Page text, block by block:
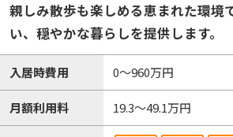
親しみ散歩も楽しめる恵まれた環境
い、穏やかな暮らしを提供します。
入居時費用 0～960万円
月額利用料 19.3～49.1万円